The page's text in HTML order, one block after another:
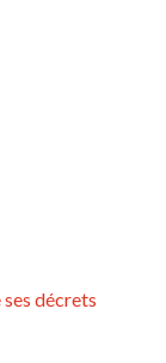
décrets